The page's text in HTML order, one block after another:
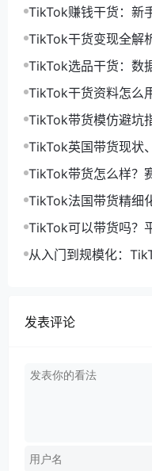
TikTok赚钱干货：新
精细化落地打法
TikTok干货变现全解
化增收打法
TikTok选品干货：数
利选品体系
TikTok干货资料怎么
营指南
TikTok带货模仿避坑
低效搬运限流
TikTok英国带货现状
南
TikTok带货怎么样？
营落地解析
TikTok法国带货精细
地与长效起量打法
TikTok可以带货吗？
运营解法
从入门到规模化：
发表评论